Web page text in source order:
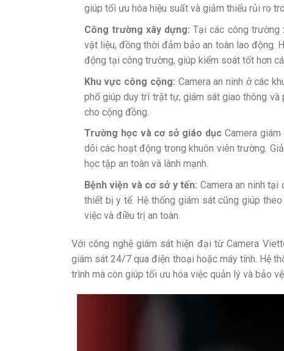
giúp tối ưu hóa hiệu suất và giảm thiểu rủi ro
Công trường xây dựng:Tại các công trường
vật liệu, đồng thời đảm bảo an toàn lao động.
động tại công trường, giúp kiểm soát tốt hơn
Khu vực công cộng: Camera an ninh ở các
phố giúp duy trì trật tự, giám sát giao thông
cho cộng đồng.
Trường học và cơ sở giáo dụcCamera
dõi các hoạt động trong khuôn viên trường.
học tập an toàn và lành mạnh.
Bệnh viện và cơ sở y tến: Camera an ninh tại
thiết bị y tế. Hệ thống giám sát cũng giúp
việc và điều trị an toàn.
Với công nghệ giám sát hiện đại từ Camera
giám sát 24/7 qua điện thoại hoặc máy tính. Hệ
trình mà còn giúp tối ưu hóa việc quản lý và bảo